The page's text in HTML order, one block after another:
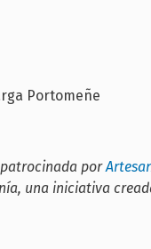
Portomeñe
por
, una iniciativa